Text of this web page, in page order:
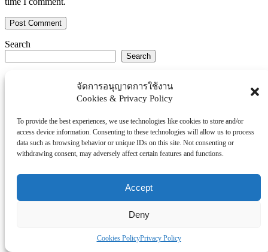
จัดการอนุญาตการใช้งาน
Cookies & Privacy Policy
To provide the best experiences, we use technologies like cookies to store and/or
access device information. Consenting to these technologies will allow us to process
data such as browsing behavior or unique IDs on this site. Not consenting or
withdrawing consent, may adversely affect certain features and functions.
Accept
Deny
Cookies PolicyPrivacy Policy
Search
Search
Thaiworldtoday
การศึกษา
ธุรกิจ/ประกัน/การเงิน
บันเทิง/กีฬา
ภาครัฐ/ราชการ
อสังหา
โรงพยบาล/สุขภาพ/ความงาม
โรงแรม/ท่องเที่ยว/อาหาร